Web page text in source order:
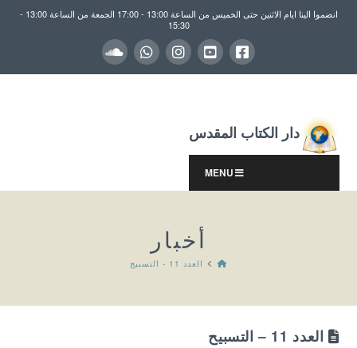
انضموا الينا ايام الاثنين حتى الخميس من الساعة 13:00 - 17:00 الجمعة من الساعة 13:00 -
15:30
دار الكتاب المقدس
MENU
أخبار
HOMEالعدد 11 - التسبيح
العدد 11 – التسبيح